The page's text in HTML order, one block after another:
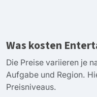
Was kosten
Die Preise variieren je
Aufgabe und Region.
Preisniveaus.